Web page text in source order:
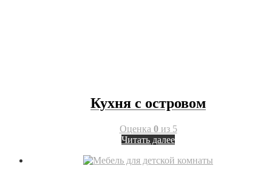
Кухня с островом
Оценка 0из 5
Читать далее